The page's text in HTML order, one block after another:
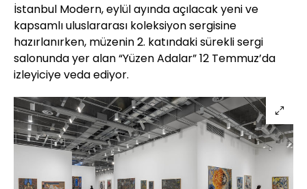
İstanbul Modern, eylül ayında açılacak yeni ve
kapsamlı uluslararası koleksiyon sergisine
hazırlanırken, müzenin 2. katındaki sürekli sergi
salonunda yer alan “Yüzen Adalar” 12 Temmuz’da
izleyiciye veda ediyor.